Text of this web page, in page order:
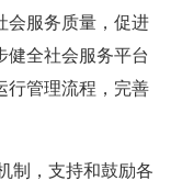
会服务质量，促进
健全社会服务平台
行管理流程，完善
制，支持和鼓励各